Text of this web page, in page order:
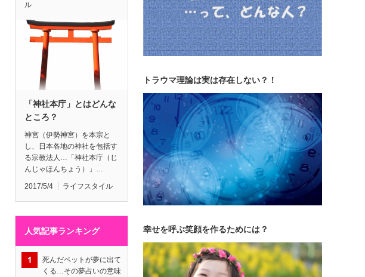
ル
「神社本庁」とはどんな
ところ？
神宮（伊勢神宮）を本宗と
し、日本各地の神社を包括す
る宗教法人…「神社本庁（じ
んじゃほんちょう）」…
2017/5/4 ライフスタイル
人気記事ランキング
死んだペットが夢に出て
くる…その夢占いの意味
トラウマ理論は実は存在しない？！
幸せを呼ぶ笑顔を作るためには？